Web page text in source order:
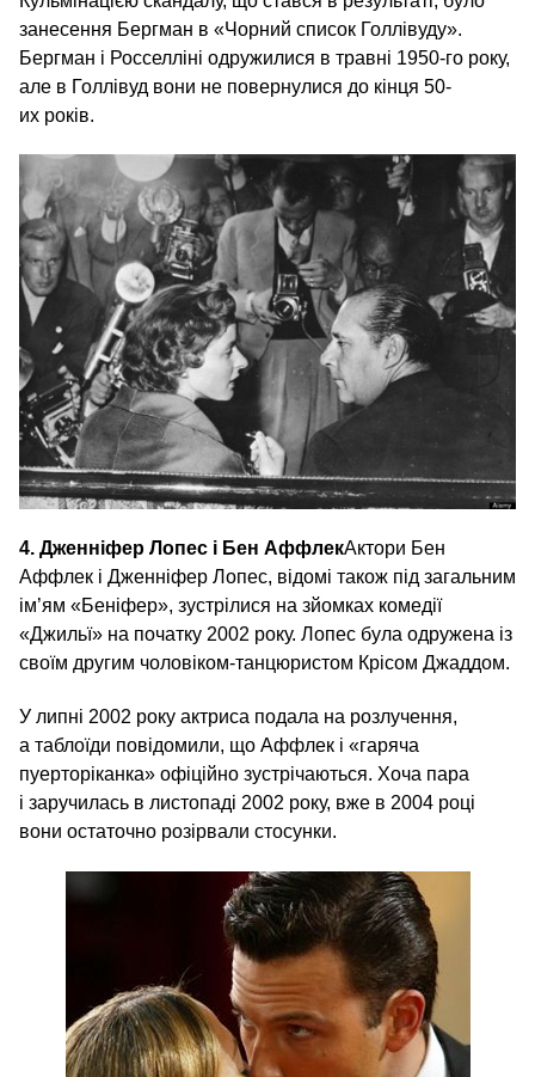
занесення Бергман в «Чорний список Голлівуду».
Бергман і Росселліні одружилися в травні 1950-го року,
але в Голлівуд вони не повернулися до кінця 50-
их років.
4. Дженніфер Лопес і Бен АффлекАктори Бен
Аффлек і Дженніфер Лопес, відомі також під загальним
ім’ям «Беніфер», зустрілися на зйомках комедії
«Джильї» на початку 2002 року. Лопес була одружена із
своїм другим чоловіком-танцюристом Крісом Джаддом.
У липні 2002 року актриса подала на розлучення,
а таблоїди повідомили, що Аффлек і «гаряча
пуерторіканка» офіційно зустрічаються. Хоча пара
і заручилась в листопаді 2002 року, вже в 2004 році
вони остаточно розірвали стосунки.